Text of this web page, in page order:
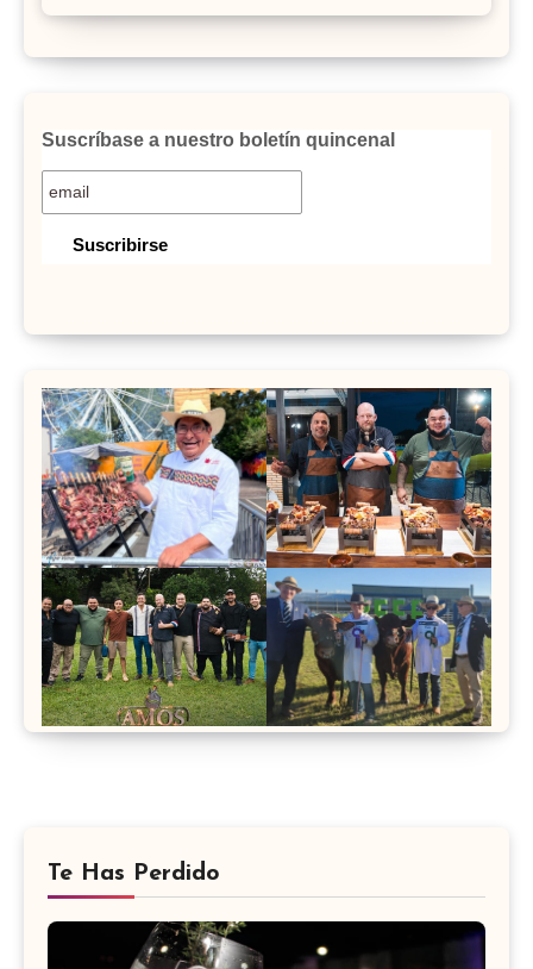
Suscríbase a nuestro boletín quincenal
Te Has Perdido